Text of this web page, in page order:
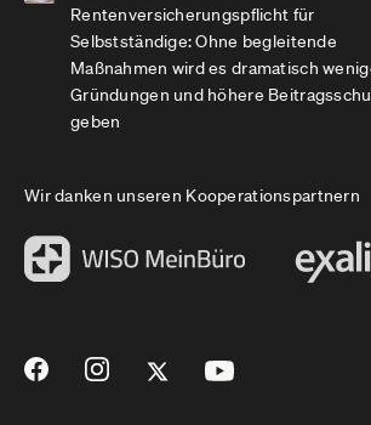
Rentenversicherungspflicht für
Selbstständige: Ohne begleitende
Maßnahmen wird es dramatisch
Gründungen und höhere
geben
Wir danken unseren Kooperationspartnern